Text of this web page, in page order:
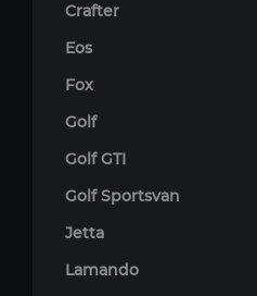
Crafter
Eos
Fox
Golf
Golf GTI
Golf Sportsvan
Jetta
Lamando